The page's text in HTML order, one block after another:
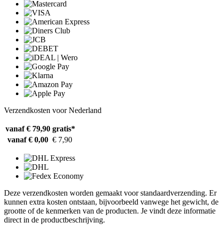
Verzendkosten voor Nederland
vanaf € 79,90 gratis*
vanaf € 0,00 € 7,90
Deze verzendkosten worden gemaakt voor standaardverzending. Er
kunnen extra kosten ontstaan, bijvoorbeeld vanwege het gewicht, de
grootte of de kenmerken van de producten. Je vindt deze informatie
direct in de productbeschrijving.